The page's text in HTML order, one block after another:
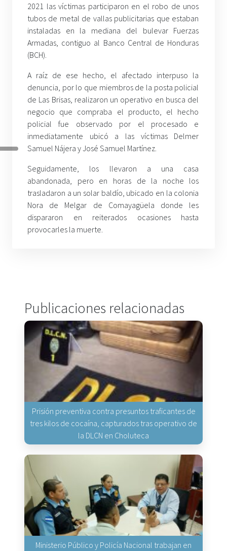
2021 las víctimas participaron en el robo de unos
tubos de metal de vallas publicitarias que estaban
instaladas en la mediana del bulevar Fuerzas
Armadas, contiguo al Banco Central de Honduras
(BCH).
A raíz de ese hecho, el afectado interpuso la
denuncia, por lo que miembros de la posta policial
de Las Brisas, realizaron un operativo en busca del
negocio que compraba el producto, el hecho
policial fue observado por el procesado e
inmediatamente ubicó a las víctimas Delmer
Samuel Nájera y José Samuel Martínez.
Seguidamente, los llevaron a una casa
abandonada, pero en horas de la noche los
trasladaron a un solar baldío, ubicado en la colonia
Nora de Melgar de Comayagüela donde les
dispararon en reiterados ocasiones hasta
provocarles la muerte.
Publicaciones relacionadas
Prisión preventiva contra presuntos traficantes de
tres kilos de cocaína, capturados tras operativo de
la DLCN en Choluteca
Ministerio Público y Policía Nacional trabajan en